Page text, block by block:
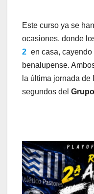
Este curso ya se
ocasiones, donde
2 en casa, cayendo
benalupense.
la última jornada
segundos del Grupo I